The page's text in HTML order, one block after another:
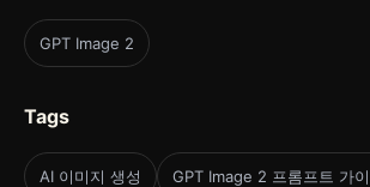
GPT Image 2
Tags
AI 이미지 생성 GPT Image 2 프롬프트 가